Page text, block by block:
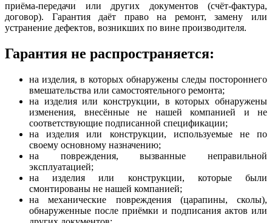
приёма-передачи или других документов (счёт-фактура,
договор). Гарантия даёт право на ремонт, замену или
устранение дефектов, возникших по вине производителя.
Гарантия не распространяется:
на изделия, в которых обнаружены следы постороннего
вмешательства или самостоятельного ремонта;
на изделия или конструкции, в которых обнаружены
изменения, внесённые не нашей компанией и не
соответствующие подписанной спецификации;
на изделия или конструкции, используемые не по
своему основному назначению;
на повреждения, вызванные неправильной
эксплуатацией;
на изделия или конструкции, которые были
смонтированы не нашей компанией;
на механические повреждения (царапины, сколы),
обнаруженные после приёмки и подписания актов или